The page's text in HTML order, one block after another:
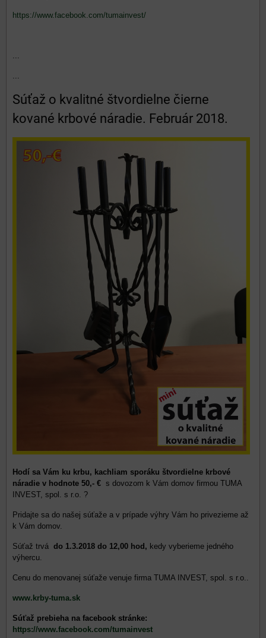
https://www.facebook.com/tumainvest/
Súťaž o kvalitné štvordielne čierne
kované krbové náradie. Február 2018.
Hodí sa Vám ku krbu, kachliam sporáku štvordielne krbové
náradie v hodnote 50,- € s dovozom k Vám domov firmou TUMA
INVEST, spol. s r.o. ?
Pridajte sa do našej súťaže a v prípade výhry Vám ho privezieme až
k Vám domov.
Súťaž trvá do 1.3.2018 do 12,00 hod, kedy vyberieme jedného
výhercu.
Cenu do menovanej súťaže venuje firma TUMA INVEST, spol. s r.o..
www.krby-tuma.sk
Súťaž prebieha na facebook stránke:
https://www.facebook.com/tumainvest